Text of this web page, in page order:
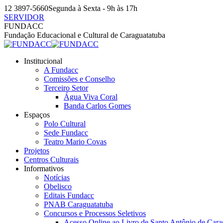
Pular
para
o
conteúdo
12 3897-5660Segunda à Sexta - 9h às 17h
SERVIDOR
Facebook
page
opens
new
Instagram
page
opens
new
YouTube
page
opens
new
FUNDACC
Fundação Educacional e Cultural de Caraguatatuba
Institucional
A Fundacc
Comissões e Conselho
Terceiro Setor
Água Viva Coral
Banda Carlos Gomes
Espaços
Polo Cultural
Sede Fundacc
Teatro Mario Covas
Projetos
Centros Culturais
Informativos
Notícias
Obelisco
Editais Fundacc
PNAB Caraguatatuba
Concursos e Processos Seletivos